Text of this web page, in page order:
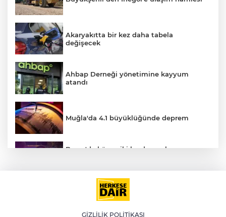
Akaryakıtta bir kez daha tabela
değişecek
Ahbap Derneği yönetimine kayyum
atandı
Muğla'da 4.1 büyüklüğünde deprem
Bursa'da küsen iki kardeş, onları
Altının gramı 6 bin 574 liradan işlem
GİZLİLİK POLİTİKASI